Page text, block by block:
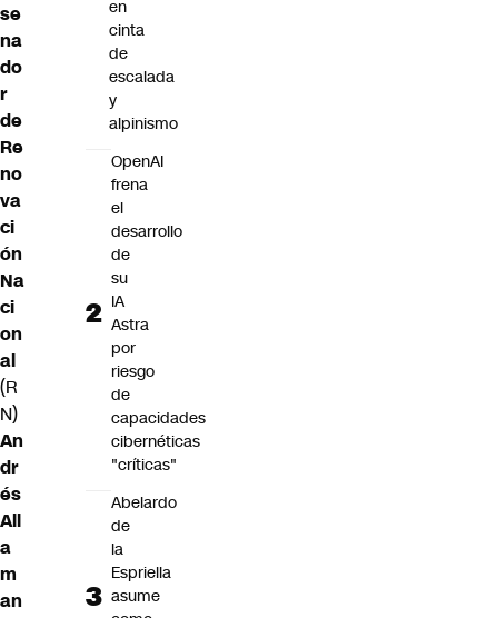
se
na
do
r
de
Re
no
va
ci
ón
Na
ci
on
al
(R
N)
An
dr
és
All
a
m
an
en
cinta
de
escalada
y
alpinismo
OpenAI
frena
el
desarrollo
de
su
IA
Astra
por
riesgo
de
capacidades
cibernéticas
"críticas"
Abelardo
de
la
Espriella
asume